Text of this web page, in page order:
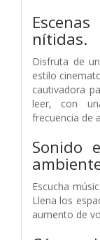
nítidas.
Disfruta de
estilo
cautivadora
leer, con
frecuencia de
Sonido
Escucha
Llena los
aumento de